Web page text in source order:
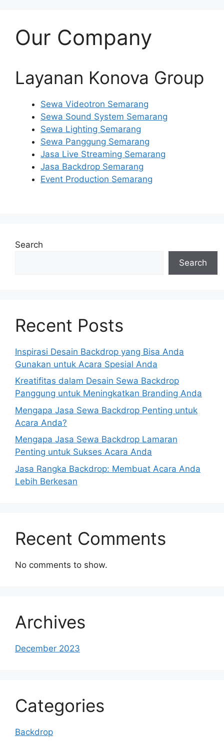
Our Company
Layanan Konova Group
Sewa Videotron Semarang
Sewa Sound System Semarang
Sewa Lighting Semarang
Sewa Panggung Semarang
Jasa Live Streaming Semarang
Jasa Backdrop Semarang
Event Production Semarang
Search
Search
Recent Posts
Inspirasi Desain Backdrop yang Bisa Anda
Gunakan untuk Acara Spesial Anda
Kreatifitas dalam Desain Sewa Backdrop
Panggung untuk Meningkatkan Branding Anda
Mengapa Jasa Sewa Backdrop Penting untuk
Acara Anda?
Mengapa Jasa Sewa Backdrop Lamaran
Penting untuk Sukses Acara Anda
Jasa Rangka Backdrop: Membuat Acara Anda
Lebih Berkesan
Recent Comments
No comments to show.
Archives
December 2023
Categories
Backdrop